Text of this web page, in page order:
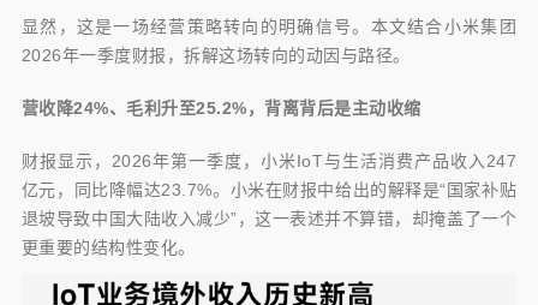
显然，这是一场经营策略转向的明确信号。本文结合小米集团
2026年一季度财报，拆解这场转向的动因与路径。
营收降24%、毛利升至25.2%，背离背后是主动收缩
财报显示，2026年第一季度，小米IoT与生活消费产品收入247
亿元，同比降幅达23.7%。小米在财报中给出的解释是“国家补贴
退坡导致中国大陆收入减少”，这一表述并不算错，却掩盖了一个
更重要的结构性变化。